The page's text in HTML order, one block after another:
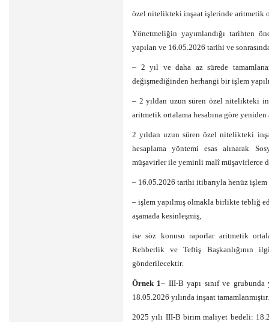
özel nitelikteki inşaat işlerinde aritmetik
Yönetmeliğin yayımlandığı tarihten
yapılan ve 16.05.2026 tarihi ve
– 2 yıl ve daha az sürede
değişmediğinden herhangi bir işlem
– 2 yıldan uzun süren özel nitelikteki
aritmetik ortalama hesabına göre yeniden
2 yıldan uzun süren özel nitelikteki
hesaplama yöntemi esas alınarak
müşavirler ile yeminli malî müşavirlerce
– 16.05.2026 tarihi itibarıyla henüz işlem
– işlem yapılmış olmakla birlikte tebliğ
aşamada kesinleşmiş,
ise söz konusu raporlar aritmetik
Rehberlik ve Teftiş Başkanlığının
gönderilecektir.
Örnek 1– III-B yapı sınıf ve
18.05.2026 yılında inşaat
2025 yılı III-B birim maliyet bedeli: